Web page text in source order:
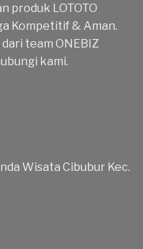
produk LOTOTO
Kompetitif & Aman.
team ONEBIZ
kami.
Wisata Cibubur Kec.